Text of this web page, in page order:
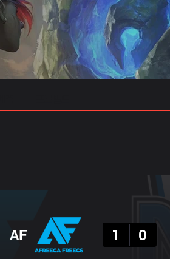
AF
1
0